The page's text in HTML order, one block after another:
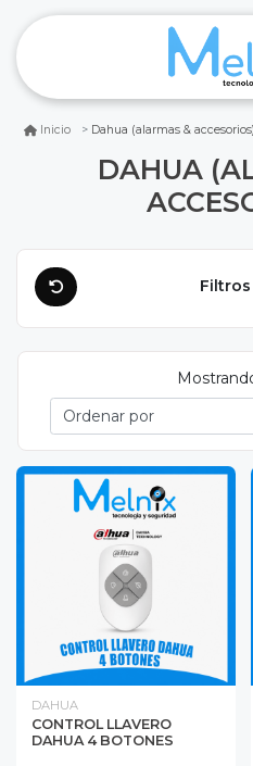
Inicio Dahua (alarmas & accesorios)
DAHUA
Filtros
DAHUA
CONTROL LLAVERO
DAHUA 4 BOTONES